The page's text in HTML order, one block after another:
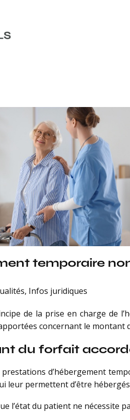
temporaire
, Infos juridiques
de la prise en charge de
concernant le montant
du forfait
d’hébergement
leur permettent d’être
l’état du patient ne nécessite